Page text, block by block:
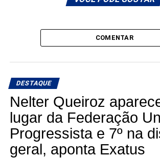
COMENTAR
DESTAQUE
Nelter Queiroz
lugar da Federação
Progressista e 7º na
geral, aponta Exatus